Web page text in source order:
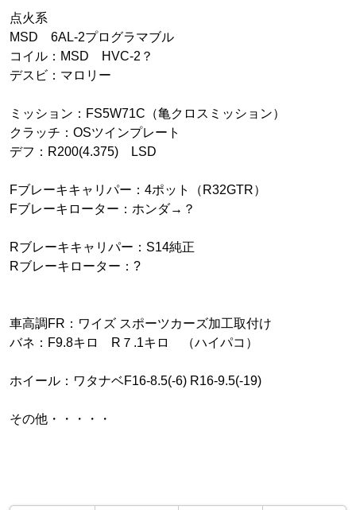
点火系
MSD 6AL-2プログラマブル
コイル：MSD HVC-2？
デスビ：マロリー
ミッション：FS5W71C（亀クロスミッション）
クラッチ：OSツインプレート
デフ：R200(4.375) LSD
Fブレーキキャリパー：4ポット（R32GTR）
Fブレーキローター：ホンダ→？
Rブレーキキャリパー：S14純正
Rブレーキローター：?
車高調FR：ワイズ スポーツカーズ加工取付け
バネ：F9.8キロ R７.1キロ （ハイパコ）
ホイール：ワタナベF16-8.5(-6) R16-9.5(-19)
その他・・・・・